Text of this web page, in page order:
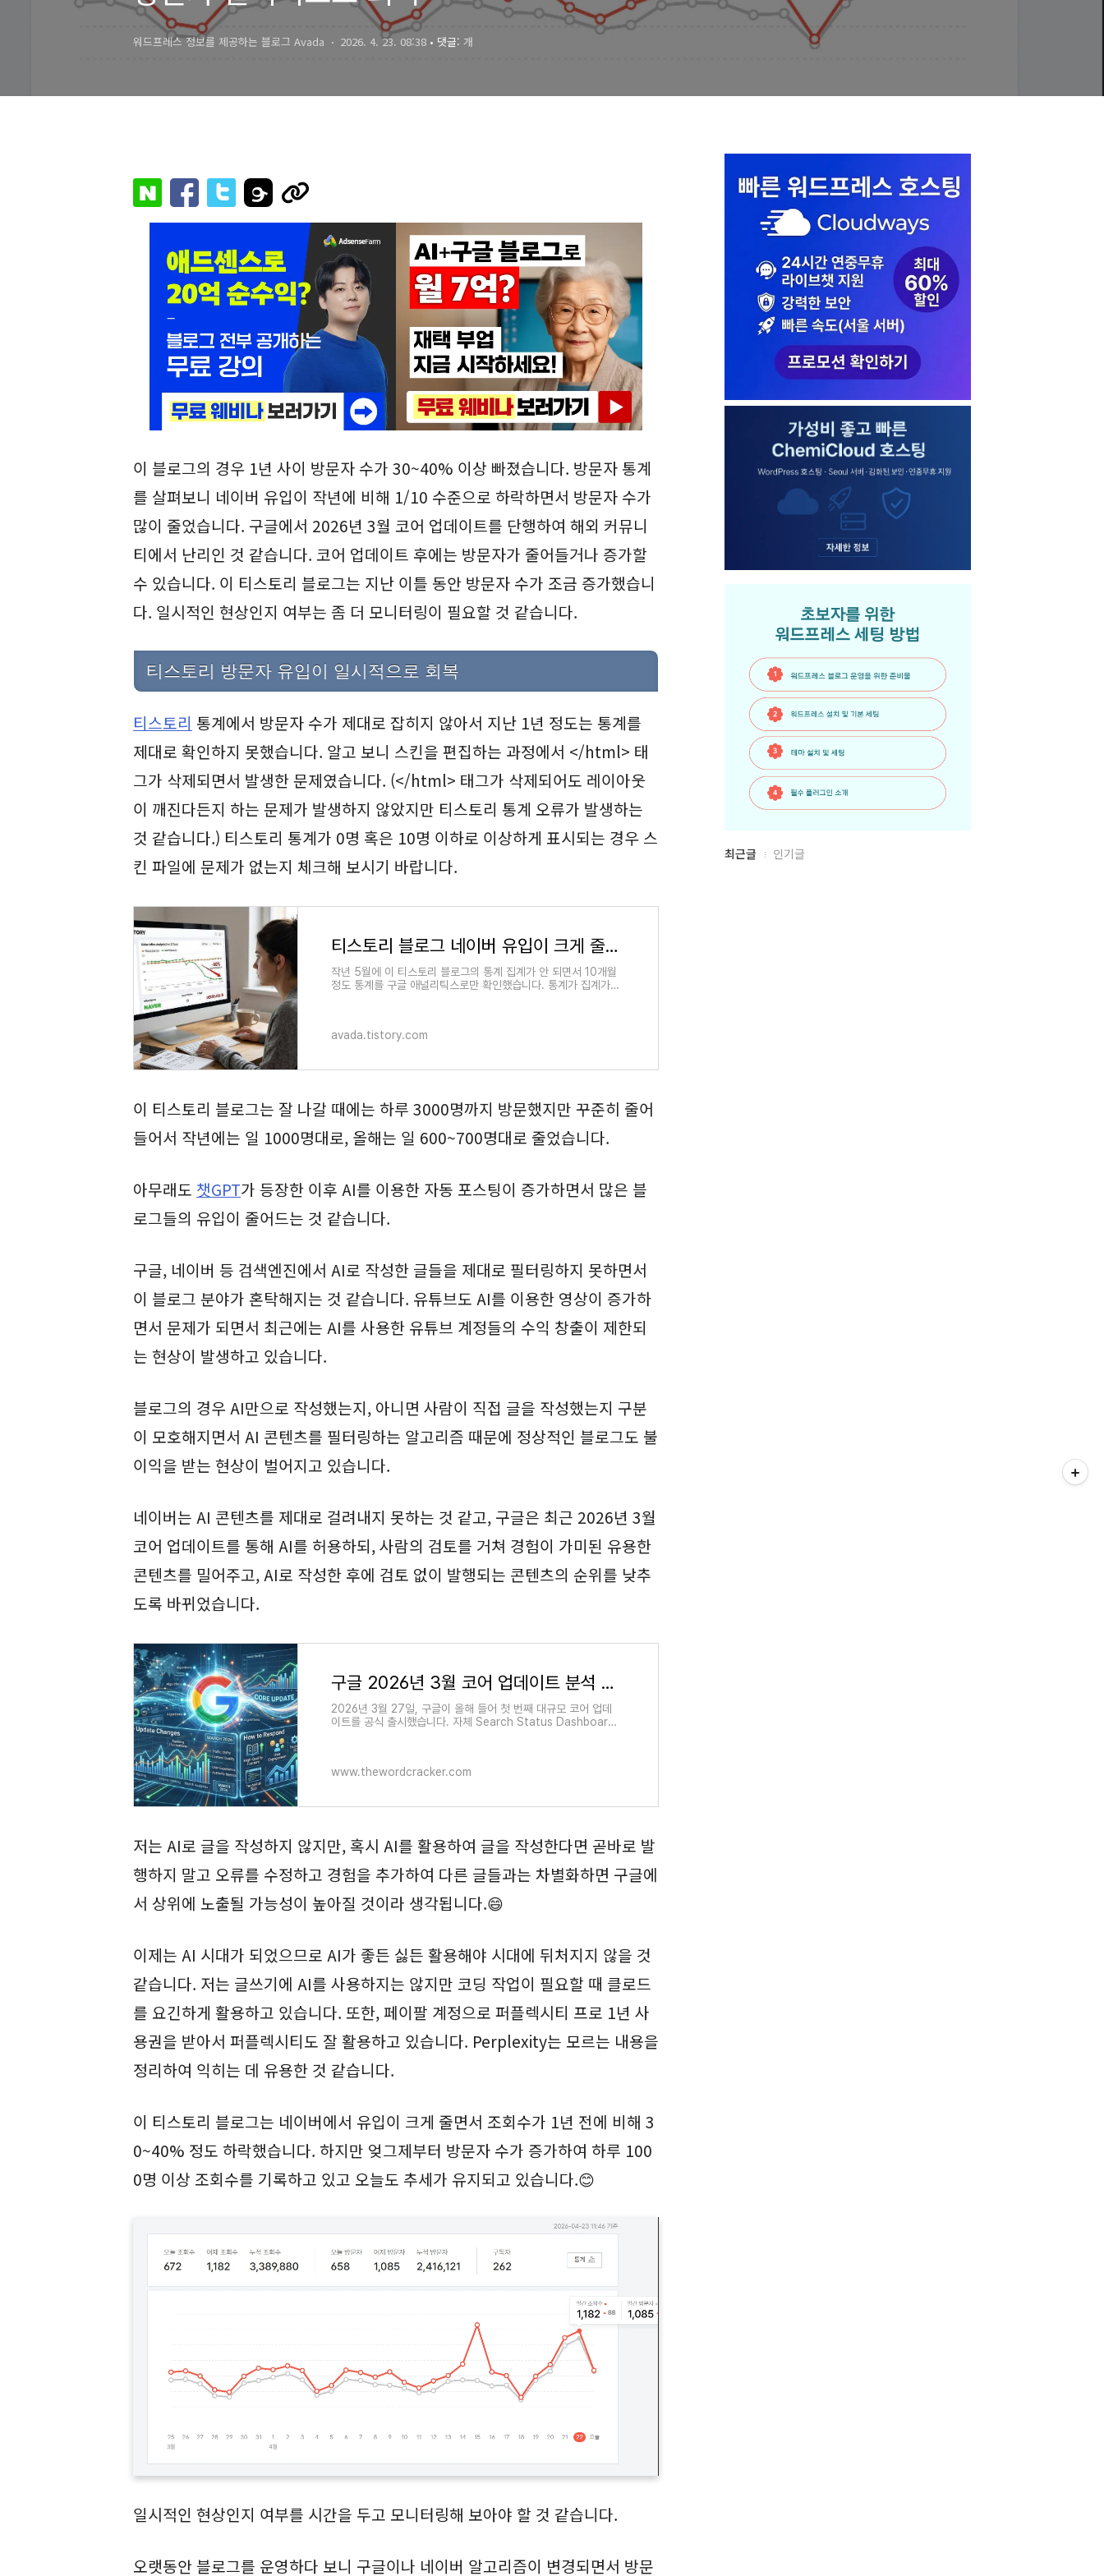
워드프레스 정보를 제공하는 블로그 Avada 2026. 4. 23. 08:38 • 댓글: 개
이 블로그의 경우 1년 사이 방문자 수가 30~40% 이상 빠졌습니다. 방문자 통계
를 살펴보니 네이버 유입이 작년에 비해 1/10 수준으로 하락하면서 방문자 수가
많이 줄었습니다. 구글에서 2026년 3월 코어 업데이트를 단행하여 해외 커뮤니
티에서 난리인 것 같습니다. 코어 업데이트 후에는 방문자가 줄어들거나 증가할
수 있습니다. 이 티스토리 블로그는 지난 이틀 동안 방문자 수가 조금 증가했습니
다. 일시적인 현상인지 여부는 좀 더 모니터링이 필요할 것 같습니다.
티스토리 방문자 유입이 일시적으로 회복
티스토리 통계에서 방문자 수가 제대로 잡히지 않아서 지난 1년 정도는 통계를
제대로 확인하지 못했습니다. 알고 보니 스킨을 편집하는 과정에서 </html> 태
그가 삭제되면서 발생한 문제였습니다. (</html> 태그가 삭제되어도 레이아웃
이 깨진다든지 하는 문제가 발생하지 않았지만 티스토리 통계 오류가 발생하는
것 같습니다.) 티스토리 통계가 0명 혹은 10명 이하로 이상하게 표시되는 경우 스
킨 파일에 문제가 없는지 체크해 보시기 바랍니다.
티스토리 블로그 네이버 유입이 크게 줄었네요 (+티스토리 통계 오류 해결)
작년 5월에 이 티스토리 블로그의 통계 집계가 안 되면서 10개월
정도 통계를 구글 애널리틱스로만 확인했습니다. 통계가 집계가
avada.tistory.com
이 티스토리 블로그는 잘 나갈 때에는 하루 3000명까지 방문했지만 꾸준히 줄어
들어서 작년에는 일 1000명대로, 올해는 일 600~700명대로 줄었습니다.
아무래도 챗GPT가 등장한 이후 AI를 이용한 자동 포스팅이 증가하면서 많은 블
로그들의 유입이 줄어드는 것 같습니다.
구글, 네이버 등 검색엔진에서 AI로 작성한 글들을 제대로 필터링하지 못하면서
이 블로그 분야가 혼탁해지는 것 같습니다. 유튜브도 AI를 이용한 영상이 증가하
면서 문제가 되면서 최근에는 AI를 사용한 유튜브 계정들의 수익 창출이 제한되
는 현상이 발생하고 있습니다.
블로그의 경우 AI만으로 작성했는지, 아니면 사람이 직접 글을 작성했는지 구분
이 모호해지면서 AI 콘텐츠를 필터링하는 알고리즘 때문에 정상적인 블로그도 불
이익을 받는 현상이 벌어지고 있습니다.
네이버는 AI 콘텐츠를 제대로 걸려내지 못하는 것 같고, 구글은 최근 2026년 3월
코어 업데이트를 통해 AI를 허용하되, 사람의 검토를 거쳐 경험이 가미된 유용한
콘텐츠를 밀어주고, AI로 작성한 후에 검토 없이 발행되는 콘텐츠의 순위를 낮추
도록 바뀌었습니다.
구글 2026년 3월 코어 업데이트 분석 — 무엇이 바뀌었고, 어떻게 대응해야 하나 - 워드프레스 정
2026년 3월 27일, 구글이 올해 들어 첫 번째 대규모 코어 업데
이트를 공식 출시했습니다. 자체 Search Status Dashboard
www.thewordcracker.com
저는 AI로 글을 작성하지 않지만, 혹시 AI를 활용하여 글을 작성한다면 곧바로 발
행하지 말고 오류를 수정하고 경험을 추가하여 다른 글들과는 차별화하면 구글에
서 상위에 노출될 가능성이 높아질 것이라 생각됩니다.😄
이제는 AI 시대가 되었으므로 AI가 좋든 싫든 활용해야 시대에 뒤처지지 않을 것
같습니다. 저는 글쓰기에 AI를 사용하지는 않지만 코딩 작업이 필요할 때 클로드
를 요긴하게 활용하고 있습니다. 또한, 페이팔 계정으로 퍼플렉시티 프로 1년 사
용권을 받아서 퍼플렉시티도 잘 활용하고 있습니다. Perplexity는 모르는 내용을
정리하여 익히는 데 유용한 것 같습니다.
이 티스토리 블로그는 네이버에서 유입이 크게 줄면서 조회수가 1년 전에 비해 3
0~40% 정도 하락했습니다. 하지만 엊그제부터 방문자 수가 증가하여 하루 100
0명 이상 조회수를 기록하고 있고 오늘도 추세가 유지되고 있습니다.😊
일시적인 현상인지 여부를 시간을 두고 모니터링해 보아야 할 것 같습니다.
오랫동안 블로그를 운영하다 보니 구글이나 네이버 알고리즘이 변경되면서 방문
최
최근글 인기글